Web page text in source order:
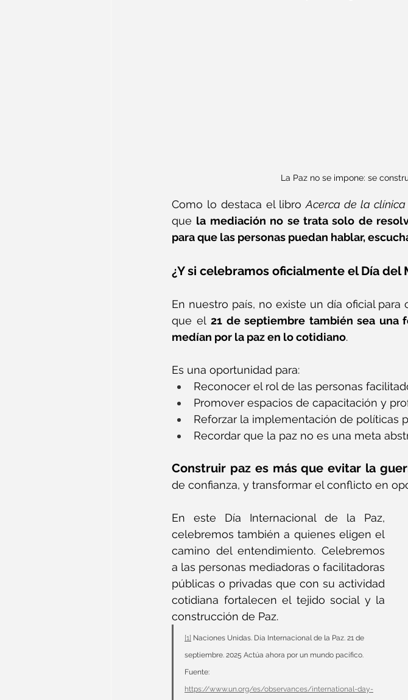
La Paz no se impone: se
Como lo destaca el libro Acerca de la
que la mediación no se trata solo de
para que las personas puedan hablar,
¿Y si celebramos oficialmente el Día del
En nuestro país, no existe un día oficial
que el 21 de septiembre también sea una
medían por la paz en lo cotidiano.
Es una oportunidad para:
Reconocer el rol de las personas
Promover espacios de capacitación y
Reforzar la implementación de políticas
Recordar que la paz no es una meta
Construir paz es más que evitar la
de confianza, y transformar el conflicto en
En este Día Internacional de la Paz,
celebremos también a quienes eligen el
camino del entendimiento. Celebremos
a las personas mediadoras o facilitadoras
públicas o privadas que con su actividad
cotidiana fortalecen el tejido social y la
construcción de Paz.
[1] Naciones Unidas. Día Internacional de la Paz. 21 de
septiembre. 2025 Actúa ahora por un mundo pacífico.
Fuente:
https://www.un.org/es/observances/international-day-